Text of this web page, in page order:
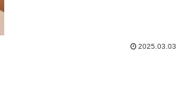
2025.03.03